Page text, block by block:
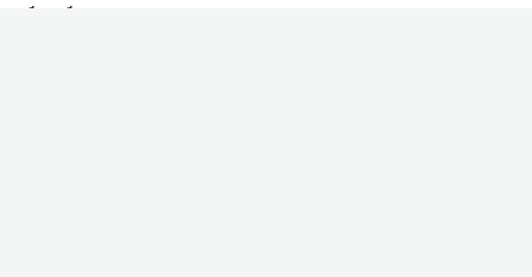
бомбардиром команды.